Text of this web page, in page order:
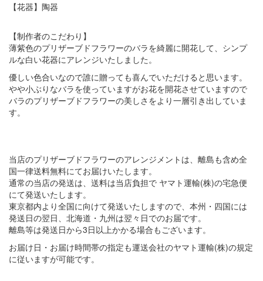
【花器】陶器
【制作者のこだわり】
薄紫色のプリザーブドフラワーのバラを綺麗に開花して、シンプ
ルな白い花器にアレンジいたしました。
優しい色合いなので誰に贈っても喜んでいただけると思います。
やや小ぶりなバラを使っていますがお花を開花させていますので
バラのプリザーブドフラワーの美しさをより一層引き出していま
す。
当店のプリザーブドフラワーのアレンジメントは、離島も含め全
国一律送料無料にてお届けいたします。
通常の当店の発送は、送料は当店負担で ヤマト運輸(株)の宅急便
にて発送いたします。
東京都内より全国に向けて発送いたしますので、本州・四国には
発送日の翌日、北海道・九州は翌々日でのお届です。
離島等は発送日から3日以上かかる場合もございます。
お届け日・お届け時間帯の指定も運送会社のヤマト運輸(株)の規定
に従いますが可能です。